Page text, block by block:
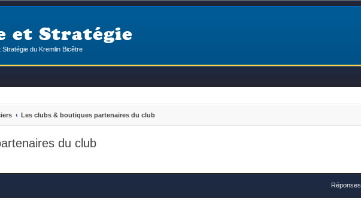
et Stratégie
du Kremlin Bicêtre
Les clubs & boutiques partenaires du club
du club
Réponses